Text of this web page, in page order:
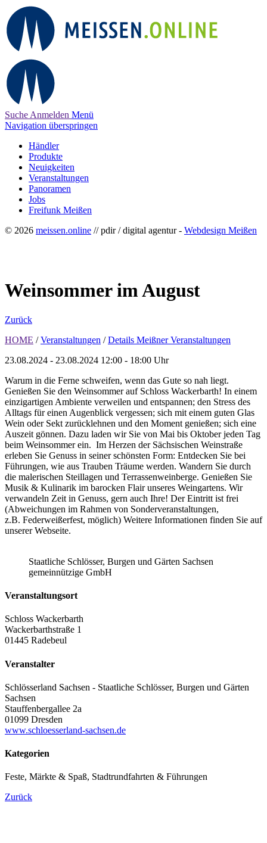
Suche Anmelden Menü
Navigation überspringen
Händler
Produkte
Neuigkeiten
Veranstaltungen
Panoramen
Jobs
Freifunk Meißen
© 2026 meissen.online // pdir / digital agentur - Webdesign Meißen
Weinsommer im August
Zurück
HOME / Veranstaltungen / Details Meißner Veranstaltungen
23.08.2024 - 23.08.2024 12:00 - 18:00 Uhr
Warum in die Ferne schweifen, wenn das Gute so nah liegt.
Genießen Sie den Weinsommer auf Schloss Wackerbarth! In einem
einzigartigen Ambiente verweilen und entspannen; den Stress des
Alltags für einen Augenblick vergessen; sich mit einem guten Glas
Wein oder Sekt zurücklehnen und den Moment genießen; sich eine
Auszeit gönnen. Dazu laden wir Sie von Mai bis Oktober jeden Tag
beim Weinsommer ein. Im Herzen der Sächsischen Weinstraße
erleben Sie Genuss in seiner schönsten Form: Entdecken Sie bei
Führungen, wie aus Trauben Träume werden. Wandern Sie durch
die malerischen Steillagen und Terrassenweinberge. Genießen Sie
Musik & Kulinarik im barocken Flair unseres Weingartens. Wir
verwandeln Zeit in Genuss, gern auch Ihre! Der Eintritt ist frei
(Abweichungen im Rahmen von Sonderveranstaltungen,
z.B. Federweißerfest, möglich) Weitere Informationen finden Sie auf
unserer Webseite.
Staatliche Schlösser, Burgen und Gärten Sachsen
gemeinnützige GmbH
Veranstaltungsort
Schloss Wackerbarth
Wackerbarthstraße 1
01445 Radebeul
Veranstalter
Schlösserland Sachsen - Staatliche Schlösser, Burgen und Gärten
Sachsen
Stauffenbergallee 2a
01099 Dresden
www.schloesserland-sachsen.de
Kategorien
Feste, Märkte & Spaß, Stadtrundfahrten & Führungen
Zurück